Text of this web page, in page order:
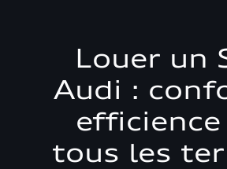
Louer un
Audi :
tous les